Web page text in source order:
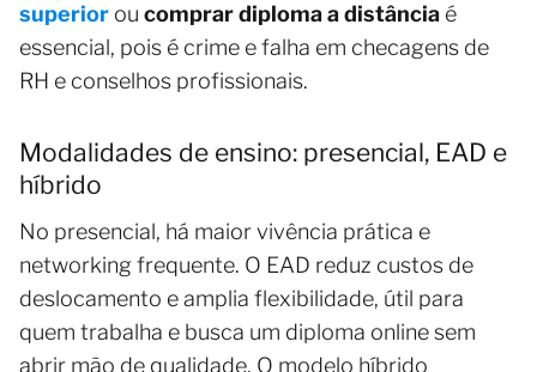
superior ou comprar diploma a distância é
essencial, pois é crime e falha em checagens de
RH e conselhos profissionais.
Modalidades de ensino: presencial, EAD e
híbrido
No presencial, há maior vivência prática e
networking frequente. O EAD reduz custos de
deslocamento e amplia flexibilidade, útil para
quem trabalha e busca um diploma online sem
abrir mão de qualidade. O modelo híbrido